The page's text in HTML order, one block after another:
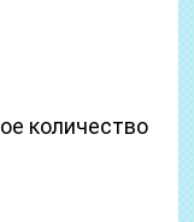
количество